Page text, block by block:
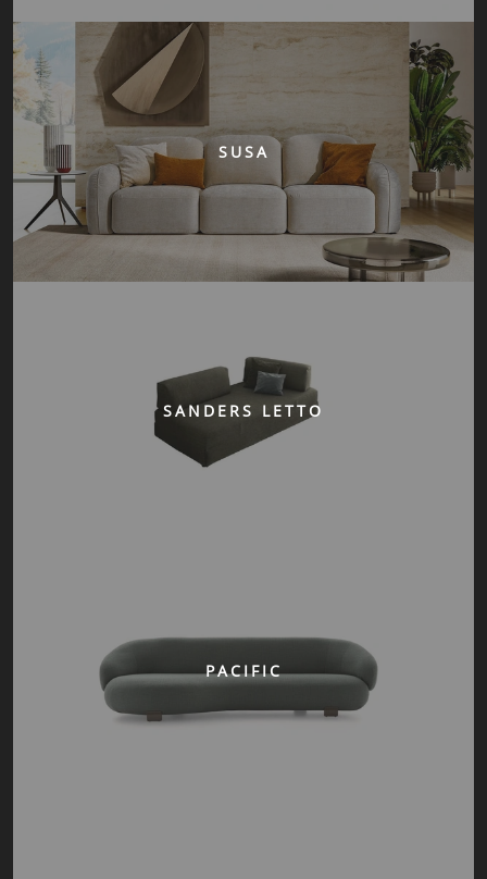
SUSA
SANDERS LETTO
PACIFIC